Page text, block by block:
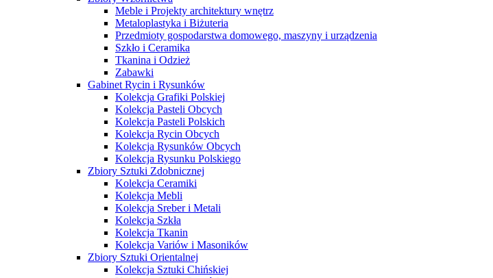
Meble i Projekty architektury wnętrz
Metaloplastyka i Biżuteria
Przedmioty gospodarstwa domowego, maszyny i urządzenia
Szkło i Ceramika
Tkanina i Odzież
Zabawki
Gabinet Rycin i Rysunków
Kolekcja Grafiki Polskiej
Kolekcja Pasteli Obcych
Kolekcja Pasteli Polskich
Kolekcja Rycin Obcych
Kolekcja Rysunków Obcych
Kolekcja Rysunku Polskiego
Zbiory Sztuki Zdobnicznej
Kolekcja Ceramiki
Kolekcja Mebli
Kolekcja Sreber i Metali
Kolekcja Szkła
Kolekcja Tkanin
Kolekcja Variów i Masoników
Zbiory Sztuki Orientalnej
Kolekcja Sztuki Chińskiej